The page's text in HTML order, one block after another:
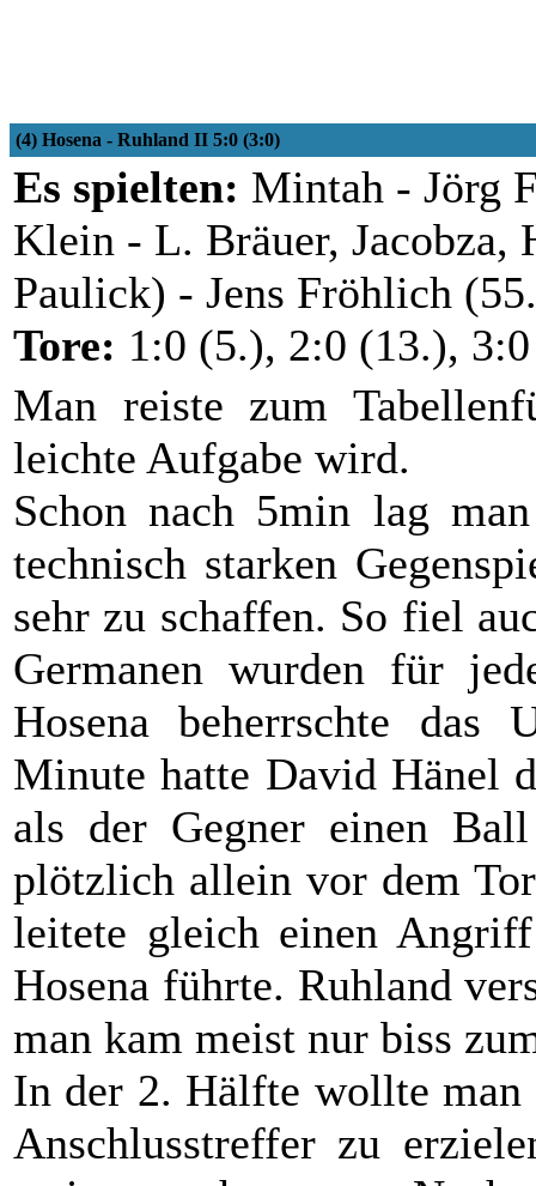
(4) Hosena - Ruhland II 5:0 (3:0)
Es spielten: Mintah - Jörg
Klein - L. Bräuer, Jacobza,
Paulick) - Jens Fröhlich
Tore: 1:0 (5.), 2:0 (13.),
Man reiste zum
leichte Aufgabe wird.
Schon nach 5min lag
technisch starken
sehr zu schaffen. So fiel
Germanen wurden für
Hosena beherrschte
Minute hatte David Hänel
als der Gegner einen
plötzlich allein vor dem
leitete gleich einen
Hosena führte. Ruhland
man kam meist nur biss
In der 2. Hälfte wollte man
Anschlusstreffer zu